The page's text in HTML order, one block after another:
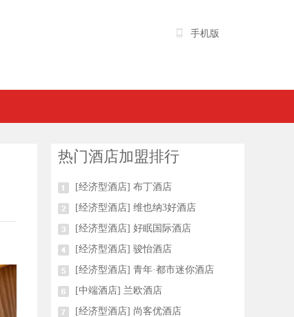
手机版
热门酒店加盟排行
[经济型酒店] 布丁酒店
[经济型酒店] 维也纳3好酒店
[经济型酒店] 好眠国际酒店
[经济型酒店] 骏怡酒店
[经济型酒店] 青年·都市迷你酒店
[中端酒店] 兰欧酒店
[经济型酒店] 尚客优酒店